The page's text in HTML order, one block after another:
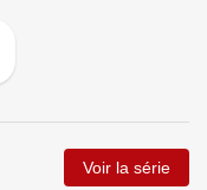
Voir la série